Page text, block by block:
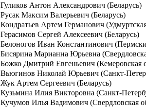
Гуликов Антон Александрович (Беларусь)
Русак Максим Валерьевич (Беларусь)
Кондратьев Артем Германович
Герасимов Сергей Алексеевич (Беларусь)
Белоногов Иван Константинович
Бисярина Марианна Юрьевна
Божко Дмитрий Евгеньевич (Кемеровская
Вьюгинов Николай Юрьевич (Санкт-
Жук Артем Сергеевич (Беларусь)
Кузьмина Илия Викторовна (Санкт-
Кучумов Илья Вадимович (Свердловская